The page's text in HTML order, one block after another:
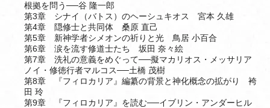
根拠を問う──谷 隆一郎
第3章 シナイ（バトス）のヘーシュキオス 宮本 久雄
第4章 隠修士と共同体 桑原 直己
第5章 新神学者シメオンの祈りと光 鳥居 小百合
第6章 涙を流す修道士たち 坂田 奈々絵
第7章 洗礼の意義をめぐって──擬マカリオス・メッサリア
ノイ・修徳行者マルコス──土橋 茂樹
第8章 『フィロカリア』編纂の背景と神化概念の拡がり 袴
田 玲
第9章 『フィロカリア』を読む──イブリン・アンダーヒル